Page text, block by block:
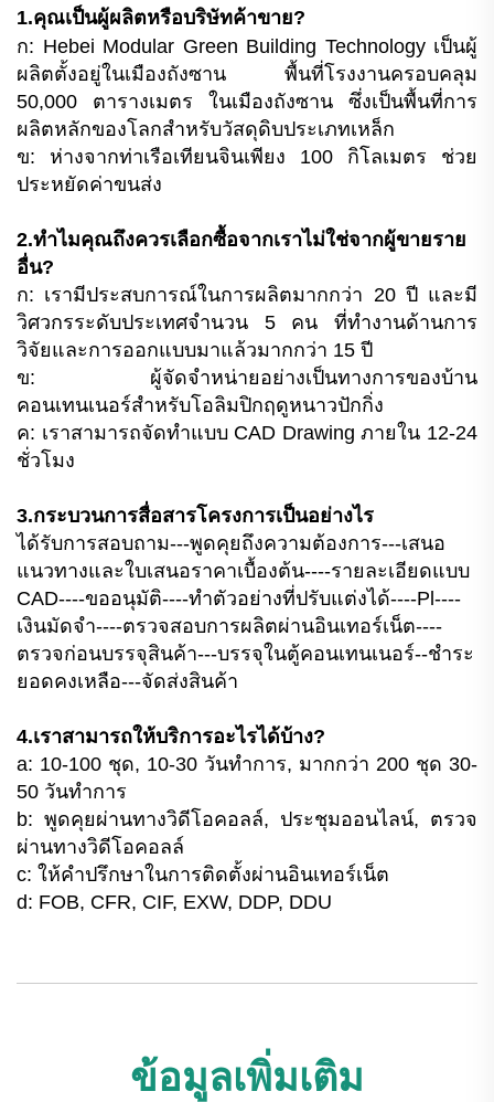
1.คุณเป็นผู้ผลิตหรือบริษัทค้าขาย?
ก: Hebei Modular Green Building Technology เป็นผู้
ผลิตตั้งอยู่ในเมืองถังซาน พื้นที่โรงงานครอบคลุม
50,000 ตารางเมตร ในเมืองถังซาน ซึ่งเป็นพื้นที่การ
ผลิตหลักของโลกสำหรับวัสดุดิบประเภทเหล็ก
ข: ห่างจากท่าเรือเทียนจินเพียง 100 กิโลเมตร ช่วย
ประหยัดค่าขนส่ง
2.ทำไมคุณถึงควรเลือกซื้อจากเราไม่ใช่จากผู้ขายราย
อื่น?
ก: เรามีประสบการณ์ในการผลิตมากกว่า 20 ปี และมี
วิศวกรระดับประเทศจำนวน 5 คน ที่ทำงานด้านการ
วิจัยและการออกแบบมาแล้วมากกว่า 15 ปี
ข: ผู้จัดจำหน่ายอย่างเป็นทางการของบ้าน
คอนเทนเนอร์สำหรับโอลิมปิกฤดูหนาวปักกิ่ง
ค: เราสามารถจัดทำแบบ CAD Drawing ภายใน 12-24
ชั่วโมง
3.กระบวนการสื่อสารโครงการเป็นอย่างไร
ได้รับการสอบถาม---พูดคุยถึงความต้องการ---เสนอ
แนวทางและใบเสนอราคาเบื้องต้น----รายละเอียดแบบ
CAD----ขออนุมัติ----ทำตัวอย่างที่ปรับแต่งได้----Pl----
เงินมัดจำ----ตรวจสอบการผลิตผ่านอินเทอร์เน็ต----
ตรวจก่อนบรรจุสินค้า---บรรจุในตู้คอนเทนเนอร์--ชำระ
ยอดคงเหลือ---จัดส่งสินค้า
4.เราสามารถให้บริการอะไรได้บ้าง?
a: 10-100 ชุด, 10-30 วันทำการ, มากกว่า 200 ชุด 30-
50 วันทำการ
b: พูดคุยผ่านทางวิดีโอคอลล์, ประชุมออนไลน์, ตรวจ
ผ่านทางวิดีโอคอลล์
c: ให้คำปรึกษาในการติดตั้งผ่านอินเทอร์เน็ต
d: FOB, CFR, CIF, EXW, DDP, DDU
ข้อมูลเพิ่มเติม